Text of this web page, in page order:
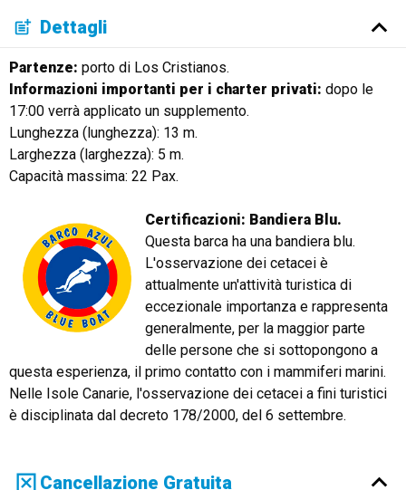
Dettagli
Partenze: porto di Los Cristianos.
Informazioni importanti per i charter privati: dopo le
17:00 verrà applicato un supplemento.
Lunghezza (lunghezza): 13 m.
Larghezza (larghezza): 5 m.
Capacità massima: 22 Pax.
Certificazioni: Bandiera Blu.
Questa barca ha una bandiera blu.
L'osservazione dei cetacei è
attualmente un'attività turistica di
eccezionale importanza e rappresenta
generalmente, per la maggior parte
delle persone che si sottopongono a
questa esperienza, il primo contatto con i mammiferi marini.
Nelle Isole Canarie, l'osservazione dei cetacei a fini turistici
è disciplinata dal decreto 178/2000, del 6 settembre.
Cancellazione Gratuita